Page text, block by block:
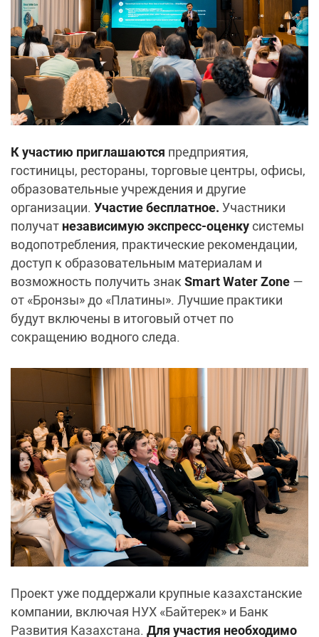
К участию приглашаются предприятия,
гостиницы, рестораны, торговые центры, офисы,
образовательные учреждения и другие
организации. Участие бесплатное. Участники
получат независимую экспресс‑оценку системы
водопотребления, практические рекомендации,
доступ к образовательным материалам и
возможность получить знакSmart Water Zone —
от «Бронзы» до «Платины». Лучшие практики
будут включены в итоговый отчет по
сокращению водного следа.
Проект уже поддержали крупные казахстанские
компании, включая НУХ «Байтерек» и Банк
Развития Казахстана. Для участия необходимо